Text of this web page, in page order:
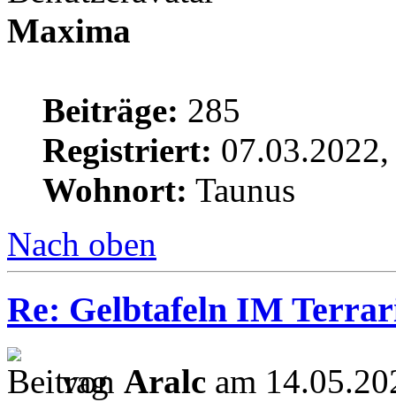
Maxima
Beiträge: 285
Registriert:
Wohnort: Taunus
Nach oben
Re: Gelbtafeln IM
von Aralc am